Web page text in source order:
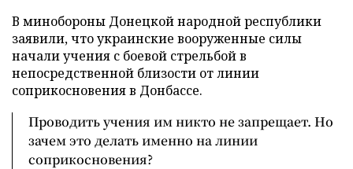
В минобороны Донецкой народной республики
заявили, что украинские вооруженные силы
начали учения с боевой стрельбой в
непосредственной близости от линии
соприкосновения в Донбассе.
Проводить учения им никто не запрещает. Но
зачем это делать именно на линии
соприкосновения?